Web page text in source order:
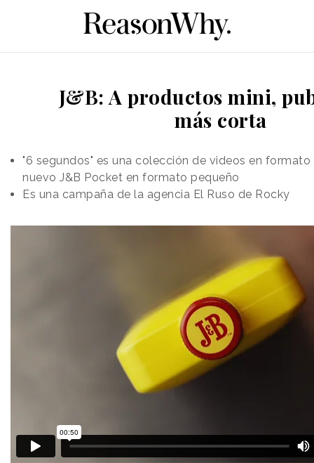
J&B: A productos mini,
más corta
"6 segundos" es una colección de videos en
nuevo J&B Pocket en formato pequeño
Es una campaña de la agencia El Ruso de Rocky